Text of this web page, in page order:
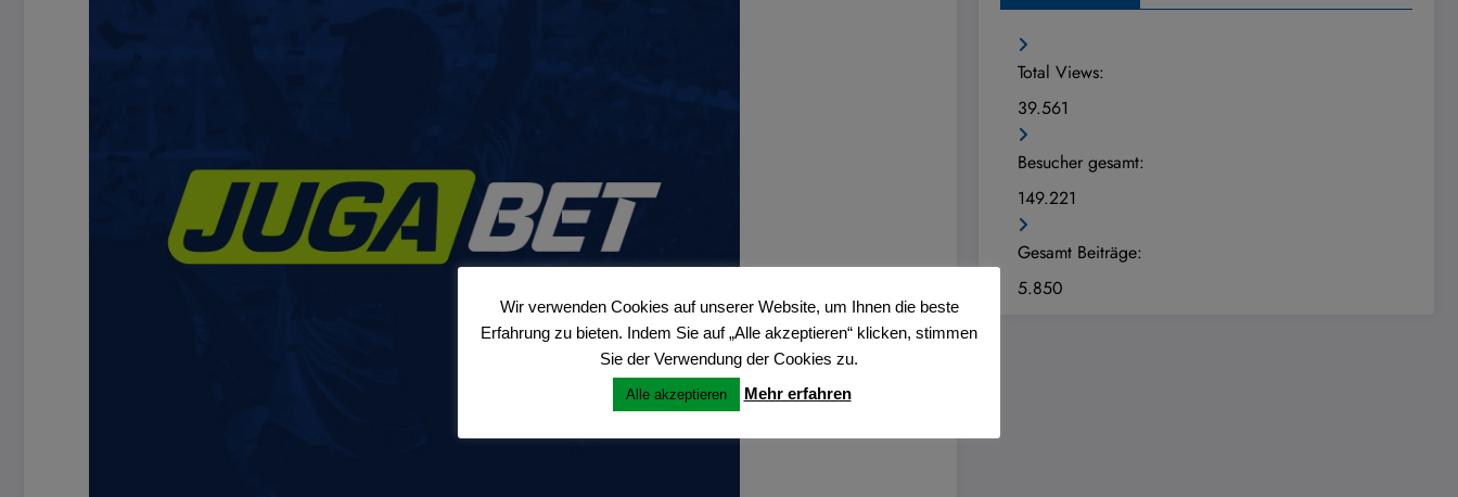
Total Views:
39.561
Besucher gesamt:
149.221
Gesamt Beiträge:
5.850
Wir verwenden Cookies auf unserer Website, um Ihnen die beste
Erfahrung zu bieten. Indem Sie auf „Alle akzeptieren“ klicken, stimmen
Sie der Verwendung der Cookies zu.
Alle akzeptieren Mehr erfahren